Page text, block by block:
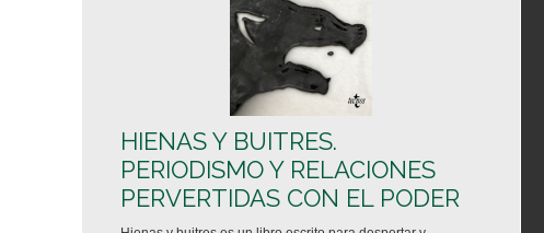
HIENAS Y BUITRES.
PERIODISMO Y RELACIONES
PERVERTIDAS CON EL PODER